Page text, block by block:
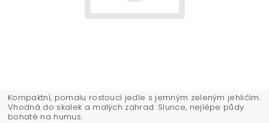
Kompaktní, pomalu rostoucí jedle s jemným zeleným jehličím.
Vhodná do skalek a malých zahrad. Slunce, nejlépe půdy
bohaté na humus.